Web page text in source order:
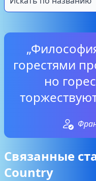
горестями
но
Связанные
Country